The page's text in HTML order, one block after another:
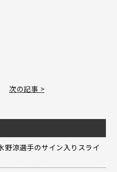
次の記事 >
野涼選手のサイン入りスライ